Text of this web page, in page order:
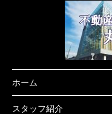
ホーム
スタッフ紹介